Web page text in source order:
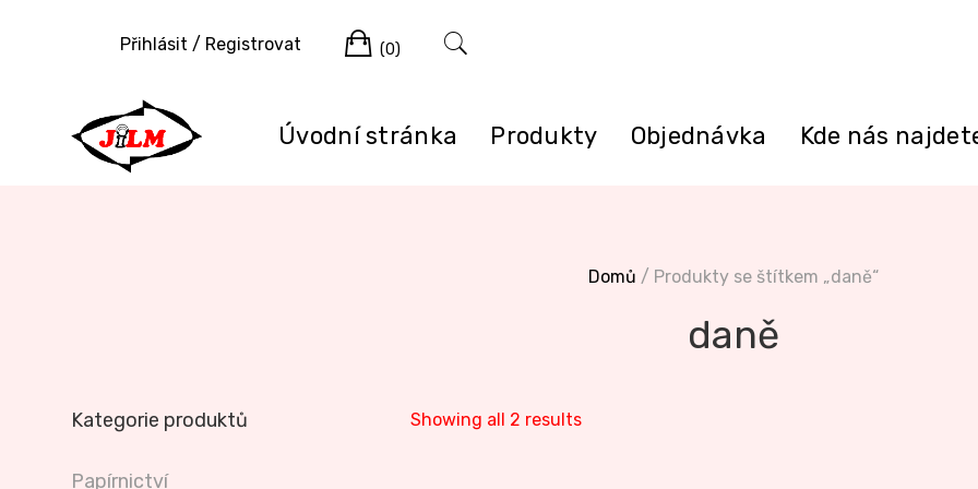
Úvodní stránka Produkty Objednávka Kde nás
Přihlásit / Registrovat Cart
(0)
Domů / Produkty se štítkem „daně“
daně
Showing all 2 results
Kategorie produktů
Papírnictví